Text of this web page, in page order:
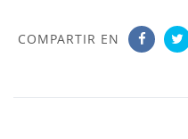
COMPARTIR EN